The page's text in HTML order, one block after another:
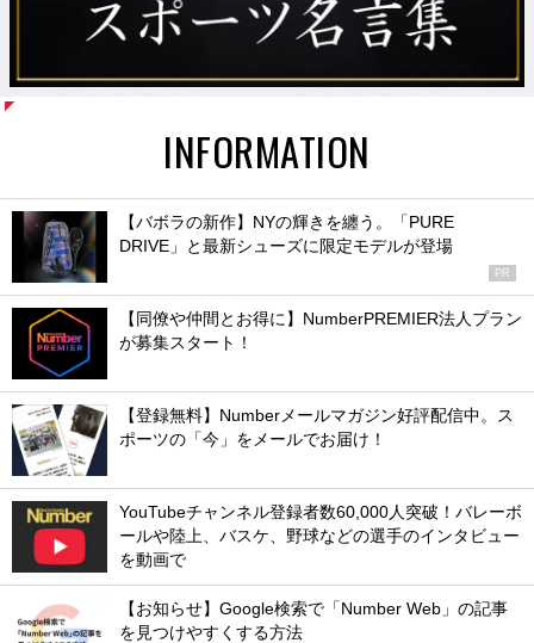
INFORMATION
【バボラの新作】NYの輝きを纏う。「PURE
DRIVE」と最新シューズに限定モデルが登場
PR
【同僚や仲間とお得に】NumberPREMIER法人プラン
が募集スタート！
【登録無料】Numberメールマガジン好評配信中。ス
ポーツの「今」をメールでお届け！
YouTubeチャンネル登録者数60,000人突破！バレーボ
ールや陸上、バスケ、野球などの選手のインタビュー
を動画で
【お知らせ】Google検索で「Number Web」の記事
を見つけやすくする方法